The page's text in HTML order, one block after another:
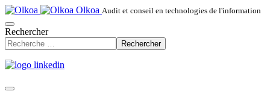
Olkoa Audit et conseil en technologies de l'information
Rechercher
Rechercher